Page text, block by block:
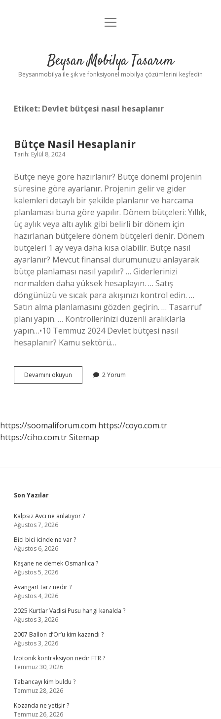
Anasayfa
Yasal Uyarı
menüyü
Beysan Mobilya Tasarım
Beysanmobilya ile şık ve fonksiyonel mobilya çözümlerini keşfedin
Etiket: Devlet bütçesi nasıl hesaplanır
Bütçe Nasil Hesaplanir
Tarih: Eylül 8, 2024
Bütçe neye göre hazırlanır? Bütçe dönemi projenin
süresine göre ayarlanır. Projenin gelir ve gider
kalemleri detaylı bir şekilde planlanır ve harcama
planlaması buna göre yapılır. Dönem bütçeleri: Yıllık,
üç aylık veya altı aylık gibi belirli bir dönem için
hazırlanan bütçelere dönem bütçeleri denir. Dönem
bütçeleri 1 ay veya daha kısa olabilir. Bütçe nasıl
ayarlanır? Mevcut finansal durumunuzu anlayarak
bütçe planlaması nasıl yapılır? … Giderlerinizi
normalden daha yüksek hesaplayın. … Satış
döngünüzü ve sıcak para akışınızı kontrol edin. …
Satın alma planlamasını gözden geçirin. … Tasarruf
planı yapın. … Kontrollerinizi düzenli aralıklarla
yapın…•10 Temmuz 2024 Devlet bütçesi nasıl
hesaplanır? Kamu sektörü…
Devamını okuyun
Nasil
2 Yorum
https://soomaliforum.com https://coyo.com.tr
https://ciho.com.trSitemap
Sidebar
Son Yazılar
Kalpsiz Avcı ne anlatıyor ?
Ağustos 7, 2026
Bici bici icinde ne var ?
Ağustos 6, 2026
Kaşane ne demek Osmanlıca ?
Ağustos 5, 2026
Avangart tarz nedir ?
Ağustos 4, 2026
2025 Kurtlar Vadisi Pusu hangi kanalda ?
Ağustos 3, 2026
2007 Ballon d’Or’u kim kazandı ?
Ağustos 3, 2026
İzotonik kontraksiyon nedir FTR ?
Temmuz 30, 2026
Tabancayı kim buldu ?
Temmuz 28, 2026
Kozanda ne yetişir ?
Temmuz 26, 2026